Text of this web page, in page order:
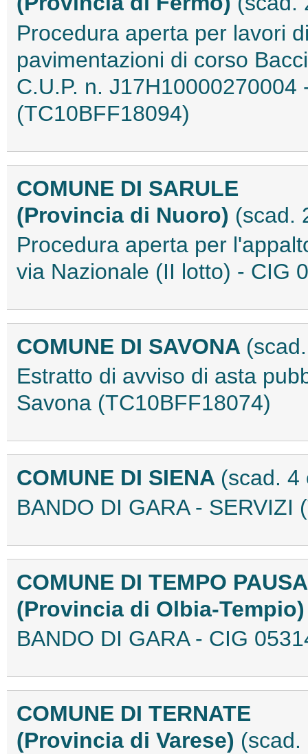
Procedura aperta per lavori
pavimentazioni di corso
C.U.P. n. J17H10000270004
(TC10BFF18094)
COMUNE DI SARULE
(Provincia di Nuoro) (scad.
Procedura aperta per
via Nazionale (II lotto) - CIG
COMUNE DI SAVONA
Estratto di avviso di asta
Savona (TC10BFF18074)
COMUNE DI SIENA (scad. 4
BANDO DI GARA - SERVIZI
COMUNE DI TEMPO
(Provincia di Olbia-
BANDO DI GARA - CIG
COMUNE DI TERNATE
(Provincia di Varese)